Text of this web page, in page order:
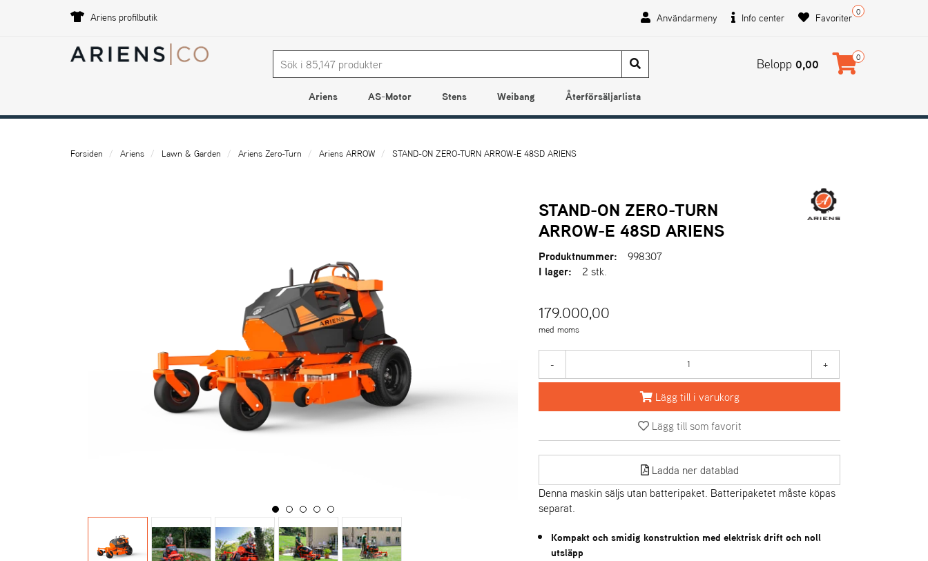
Ariens profilbutik Användarmeny Info center 0
Favoriter
Belopp 0,00 0
Ariens AS-Motor Stens Weibang Återförsäljarlista
Forsiden Ariens Lawn & Garden Ariens Zero-Turn Ariens ARROW STAND-ON ZERO-TURN ARROW-E 48SD ARIENS
STAND-ON ZERO-TURN
ARROW-E 48SD ARIENS
Produktnummer:
998307
I lager:
2 stk.
179.000,00
med moms
- +
Lägg till i varukorg
Lägg till som favorit
Ladda ner datablad
Denna maskin säljs utan batteripaket. Batteripaketet måste köpas
separat.
Kompakt och smidig konstruktion med elektrisk drift och noll
utsläpp